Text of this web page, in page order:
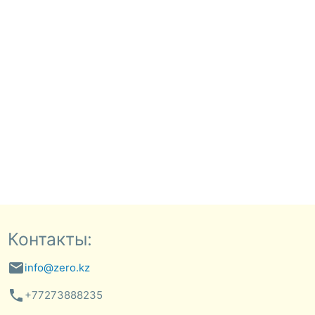
Контакты:
emailinfo@zero.kz
phone +77273888235